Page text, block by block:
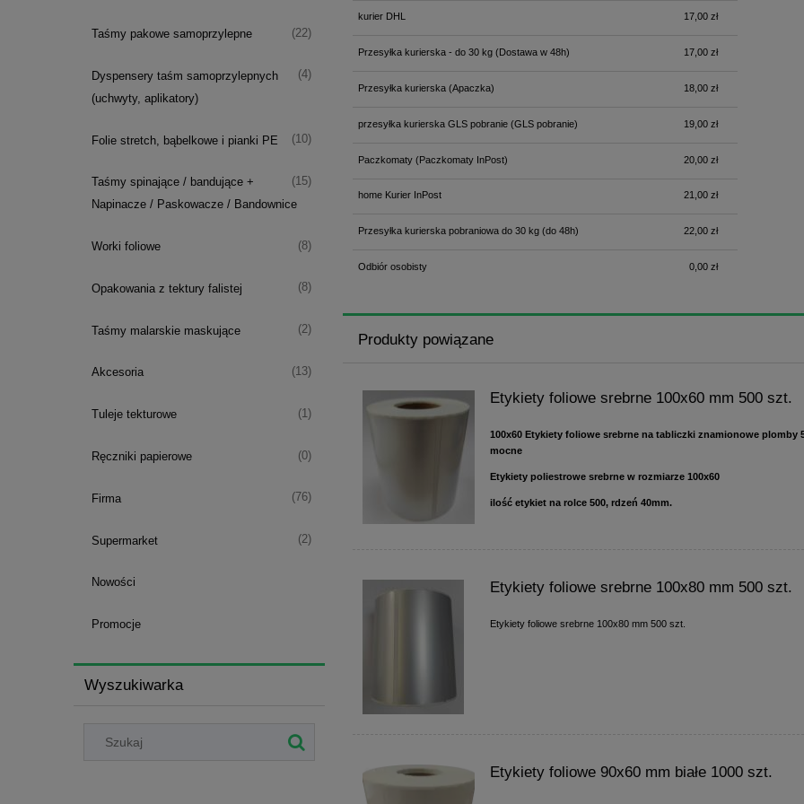
Taśmy pakowe samoprzylepne (22)
Dyspensery taśm samoprzylepnych
(uchwyty, aplikatory)
(4)
Folie stretch, bąbelkowe i pianki PE (10)
Taśmy spinające / bandujące +
Napinacze / Paskowacze / Bandownice
(15)
Worki foliowe (8)
Opakowania z tektury falistej (8)
Taśmy malarskie maskujące (2)
Akcesoria (13)
Tuleje tekturowe (1)
Ręczniki papierowe (0)
Firma (76)
Supermarket (2)
Nowości
Promocje
Wyszukiwarka
kurier DHL 17,00 zł
Przesyłka kurierska - do 30 kg(Dostawa w 48h) 17,00 zł
Przesyłka kurierska (Apaczka) 18,00 zł
przesyłka kurierska GLS pobranie(GLS pobranie) 19,00 zł
Paczkomaty(Paczkomaty InPost) 20,00 zł
home Kurier InPost 21,00 zł
Przesyłka kurierska pobraniowa do 30 kg(do 48h) 22,00 zł
Odbiór osobisty 0,00 zł
Produkty powiązane
Etykiety foliowe srebrne 100x60 mm 500 szt.
100x60 Etykiety foliowe srebrne na tabliczki znamionowe plomby
mocne
Etykiety poliestrowe srebrne w rozmiarze 100x60
ilość etykiet na rolce 500, rdzeń 40mm.
Etykiety foliowe srebrne 100x80 mm 500 szt.
Etykiety foliowe srebrne 100x80 mm 500 szt.
Etykiety foliowe 90x60 mm białe 1000 szt.